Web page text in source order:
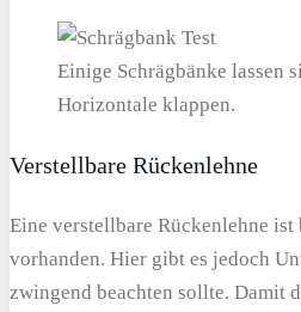
Einige Schrägbänke lassen
Horizontale klappen.
Verstellbare Rückenlehne
Eine verstellbare Rückenlehne ist
vorhanden. Hier gibt es jedoch
zwingend beachten sollte. Damit